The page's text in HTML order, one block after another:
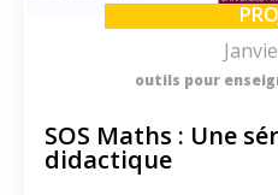
outils pour
SOS Maths : Une
didactique